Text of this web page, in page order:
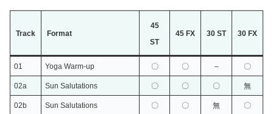
Track Format
45
ST
45 FX 30 ST 30 FX
01 Yoga Warm-up 〇 〇 – 〇
02a Sun Salutations 〇 〇 〇 無
02b Sun Salutations 〇 〇 無 〇